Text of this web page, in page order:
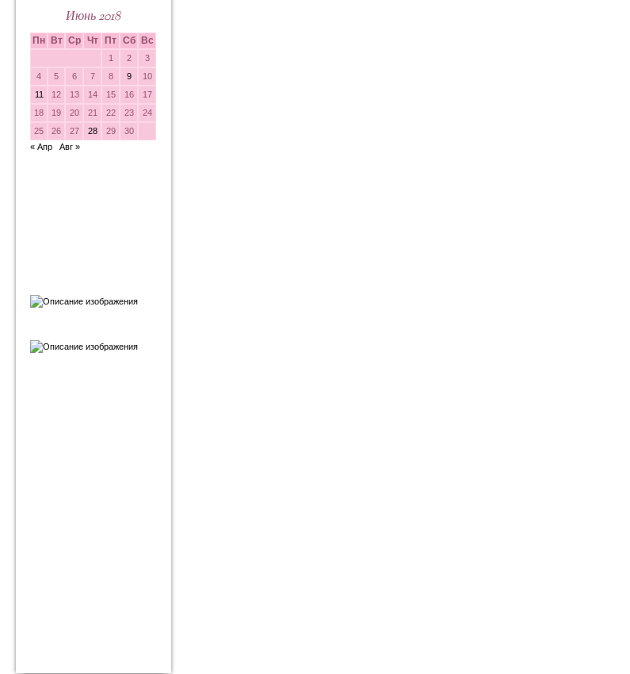
Июнь 2018
Пн Вт Ср Чт Пт Сб Вс
1 2
3
4
5 6 7 8 9
10
11
12 13 14 15 16
17
18
19 20 21 22 23
24
25
26 27 28 29
30
« Апр
Авг »